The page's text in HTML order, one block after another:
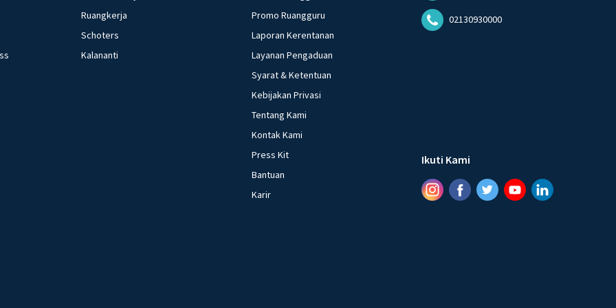
menuju kebahagiaan sejati.
Ruangkerja
Schoters
Kalananti
Promo Ruangguru
Laporan Kerentanan
Layanan Pengaduan
Syarat & Ketentuan
Kebijakan Privasi
Tentang Kami
Kontak Kami
Press Kit
Bantuan
Karir
02130930000
Ikuti Kami